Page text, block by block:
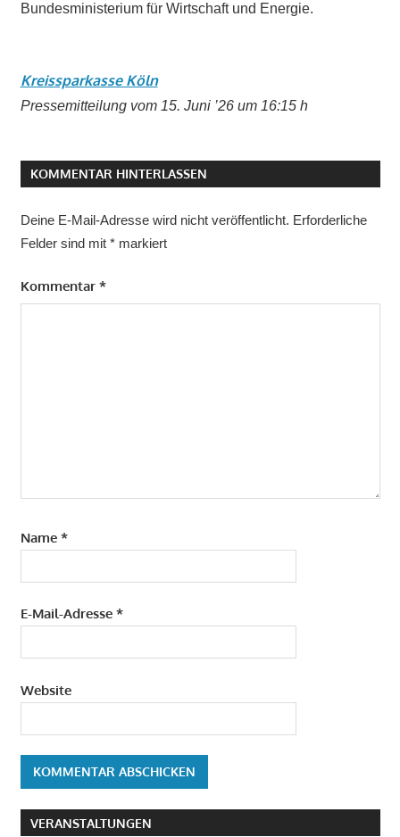
Bundesministerium für Wirtschaft und Energie.
Kreissparkasse Köln
Pressemitteilung vom 15. Juni ’26 um 16:15 h
KOMMENTAR HINTERLASSEN
Deine E-Mail-Adresse wird nicht veröffentlicht. Erforderliche
Felder sind mit *markiert
Kommentar *
Name *
E-Mail-Adresse *
Website
VERANSTALTUNGEN